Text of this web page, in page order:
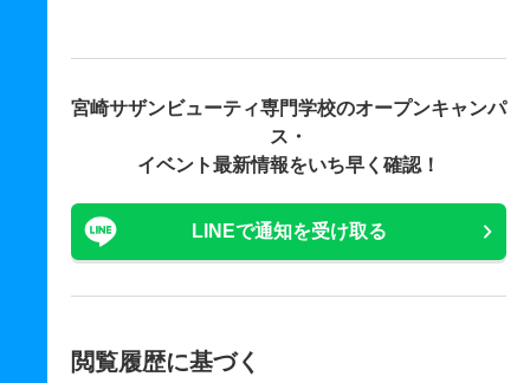
宮崎サザンビューティ専門学校のオープンキャンパ
ス・
イベント最新情報をいち早く確認！
LINEで通知を受け取る
閲覧履歴に基づく